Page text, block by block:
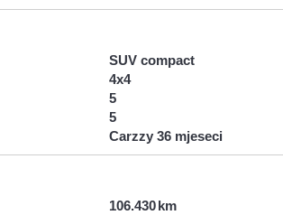
SUV compact
4x4
5
5
Carzzy 36 mjeseci
106.430